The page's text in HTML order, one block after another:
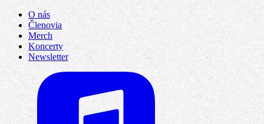
O nás
Členovia
Merch
Koncerty
Newsletter